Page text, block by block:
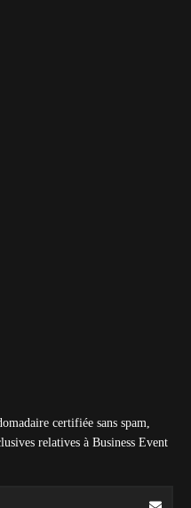
certifiée sans spam,
relatives à Business Event